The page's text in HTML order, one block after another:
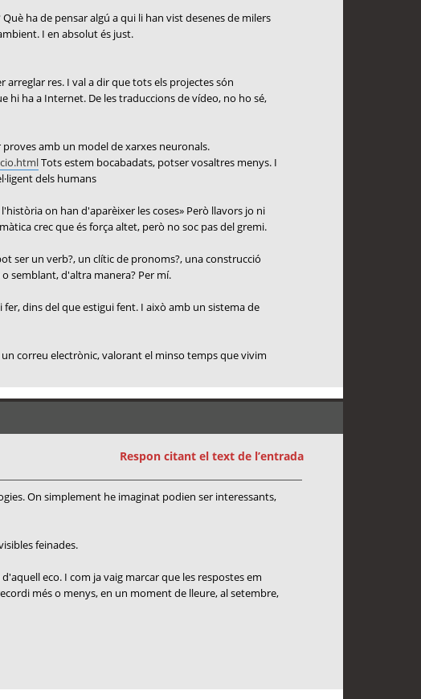
ha de pensar algú a qui li han vist desenes de milers
I en absolut és just.
res. I val a dir que tots els projectes són
hi ha a Internet. De les traduccions de vídeo, no ho sé,
amb un model de xarxes neuronals.
Tots estem bocabadats, potser vosaltres menys. I
dels humans
on han d'aparèixer les coses» Però llavors jo ni
crec que és força altet, però no soc pas del gremi.
ser un verb?, un clític de pronoms?, una construcció
semblant, d'altra manera? Per mí.
dins del que estigui fent. I això amb un sistema de
correu electrònic, valorant el minso temps que vivim
Respon citant el text de l’entrada
On simplement he imaginat podien ser interessants,
feinades.
eco. I com ja vaig marcar que les respostes em
més o menys, en un moment de lleure, al setembre,